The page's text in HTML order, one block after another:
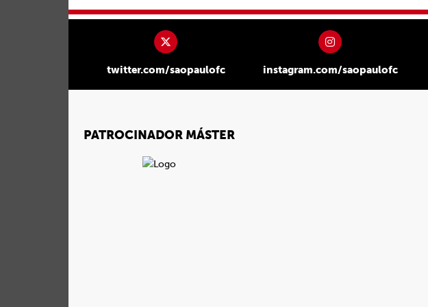
twitter.com/saopaulofc instagram.com/saopaulofc
PATROCINADOR MÁSTER